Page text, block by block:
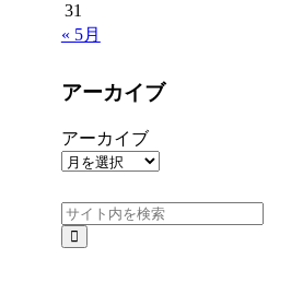
31
« 5月
アーカイブ
アーカイブ